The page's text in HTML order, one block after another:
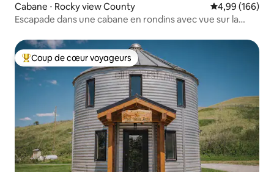
Cabane ⋅ Rocky view County Évaluation
4,99 (166)
Escapade dans une cabane en rondins avec vue sur la
Coups de cœur voyageurs les plus appréciés
Coup de cœur voyageurs